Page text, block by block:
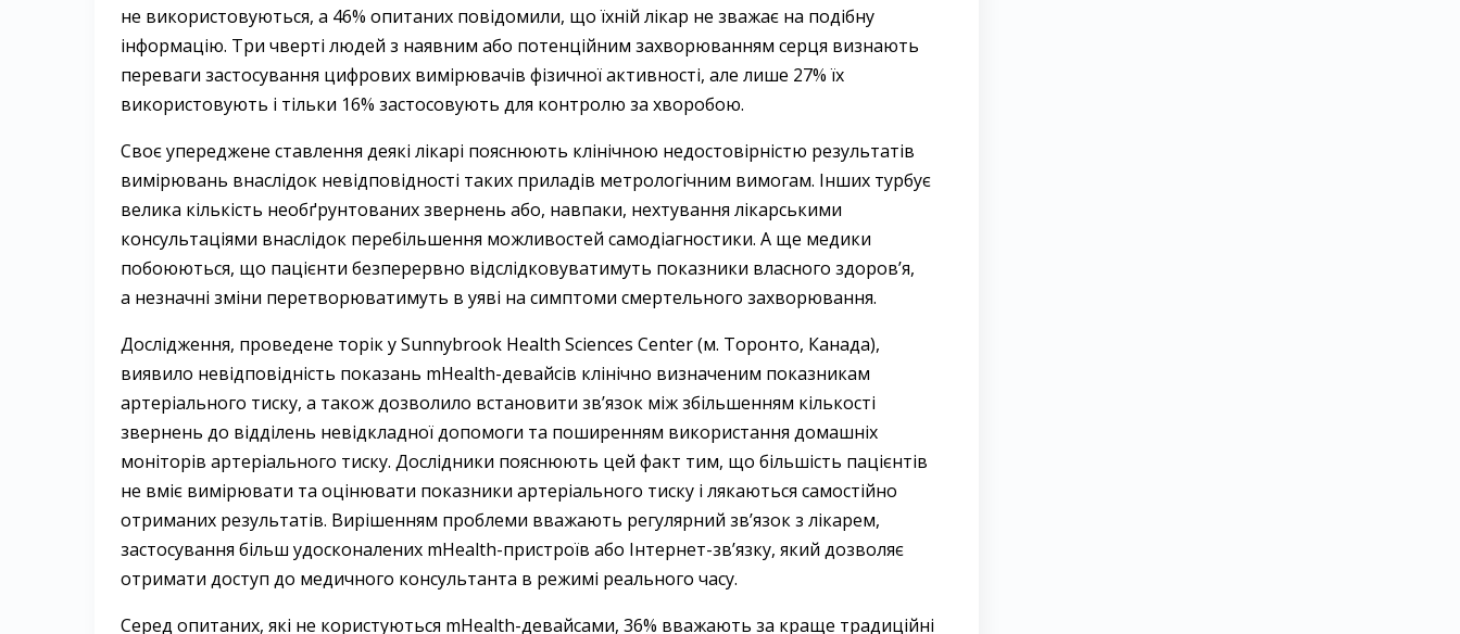
не використовуються, а 46% опитаних повідомили, що їхній лікар не зважає на подібну
інформацію. Три чверті людей з наявним або потенційним захворюванням серця визнають
переваги застосування цифрових вимірювачів фізичної активності, але лише 27% їх
використовують і тільки 16% застосовують для контролю за хворобою.
Своє упереджене ставлення деякі лікарі пояснюють клінічною недостовірністю результатів
вимірювань внаслідок невідповідності таких приладів метрологічним вимогам. Інших турбує
велика кількість необґрунтованих звернень або, навпаки, нехтування лікарськими
консультаціями внаслідок перебільшення можливостей самодіагностики. А ще медики
побоюються, що пацієнти безперервно відслідковуватимуть показники власного здоров’я,
а незначні зміни перетворюватимуть в уяві на симптоми смертельного захворювання.
Дослідження, проведене торік у Sunnybrook Health Sciences Center (м. Торонто, Канада),
виявило невідповідність показань mHealth-девайсів клінічно визначеним показникам
артеріального тиску, а також дозволило встановити зв’язок між збільшенням кількості
звернень до відділень невідкладної допомоги та поширенням використання домашніх
моніторів артеріального тиску. Дослідники пояснюють цей факт тим, що більшість пацієнтів
не вміє вимірювати та оцінювати показники артеріального тиску і лякаються самостійно
отриманих результатів. Вирішенням проблеми вважають регулярний зв’язок з лікарем,
застосування більш удосконалених mHealth-пристроїв або Інтернет-зв’язку, який дозволяє
отримати доступ до медичного консультанта в режимі реального часу.
Серед опитаних, які не користуються mHealth-­девайсами, 36% вважають за краще традиційні